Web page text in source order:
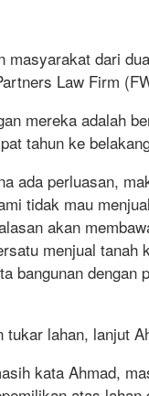
masyarakat dari
Law Firm
mereka adalah
tahun ke
ada perluasan,
tidak mau
akan
menjual
bangunan dengan
tukar lahan, lanjut
kata Ahmad,